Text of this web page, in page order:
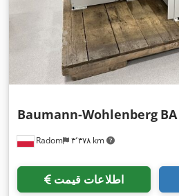
Radom ۳٬۳۷۸ km
Baumann-Wohlenberg
اطلاعات قیمت